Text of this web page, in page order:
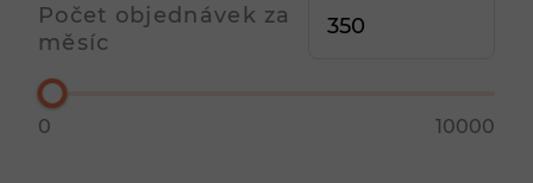
Počet objednávek za
měsíc
0 10000